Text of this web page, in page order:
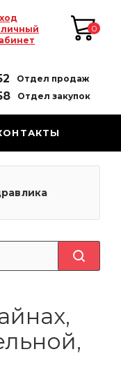
0
личный
Отдел продаж
Отдел закупок